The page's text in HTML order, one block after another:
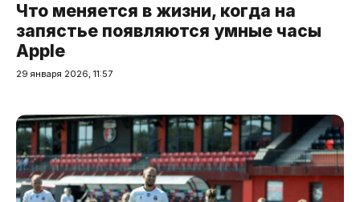
Что меняется в жизни, когда на
запястье появляются умные часы
Apple
29 января 2026, 11:57